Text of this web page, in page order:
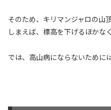
そのため、キリマンジャロの山
しまえば、標高を下げるほかな
では、高山病にならないために